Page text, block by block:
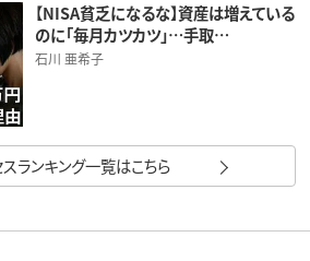
【NISA貧乏になるな】資産は増えている
のに「毎月カツカツ」…手取…
石川 亜希子
ランキング一覧はこちら